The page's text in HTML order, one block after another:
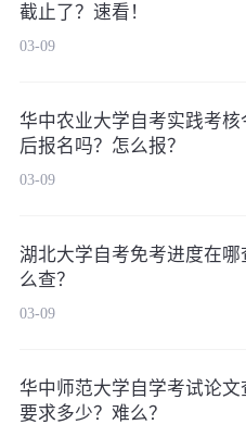
截止了？速看！
03-09
华中农业大学自考实践考核
后报名吗？怎么报？
03-09
湖北大学自考免考进度在哪
么查？
03-09
华中师范大学自学考试论文
要求多少？难么？